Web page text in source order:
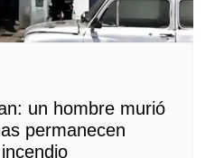
un hombre murió
permanecen